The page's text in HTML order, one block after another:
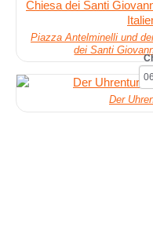
Piazza Antelminelli und
dei Santi
Der